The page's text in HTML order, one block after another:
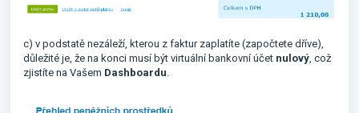
c) v podstatě nezáleží, kterou z faktur zaplatíte (započtete dříve),
důležité je, že na konci musí být virtuální bankovní účet nulový , což
zjistíte na Vašem Dashboardu